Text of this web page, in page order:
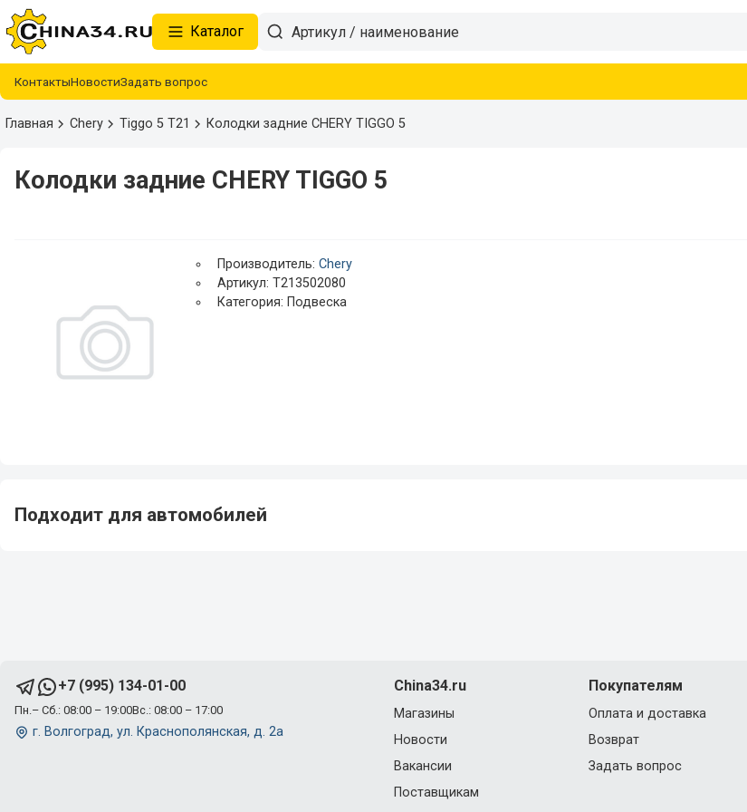
Каталог
КонтактыНовостиЗадать вопрос
Главная Chery Tiggo 5 T21 Колодки задние CHERY TIGGO 5
Колодки задние CHERY TIGGO 5
Производитель: Chery
Артикул: T213502080
Категория: Подвеска
Подходит для автомобилей
+7 (995) 134-01-00
Пн.– Сб.: 08:00 – 19:00Вс.: 08:00 – 17:00
г. Волгоград, ул. Краснополянская, д. 2а
China34.ru
Магазины
Новости
Вакансии
Поставщикам
Покупателям
Оплата и доставка
Возврат
Задать вопрос